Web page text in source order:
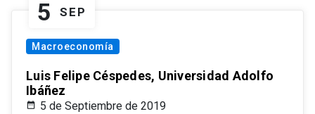
5 SEP
Macroeconomía
Luis Felipe Céspedes, Universidad Adolfo
Ibáñez
5 de Septiembre de 2019